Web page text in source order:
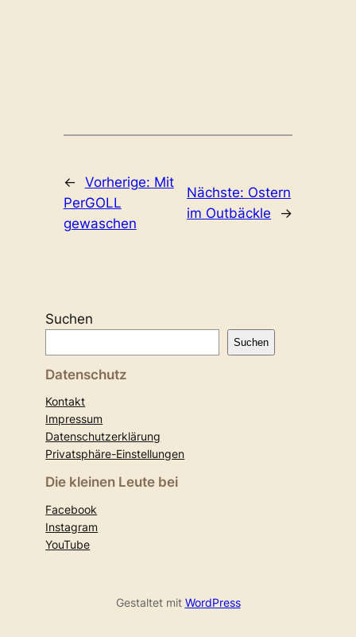
← Vorherige: Mit
PerGOLL
gewaschen
Nächste: Ostern
im Outbäckle
→
Suchen
Suchen
Datenschutz
Kontakt
Impressum
Datenschutzerklärung
Privatsphäre-Einstellungen
Die kleinen Leute bei
Facebook
Instagram
YouTube
Gestaltet mit WordPress